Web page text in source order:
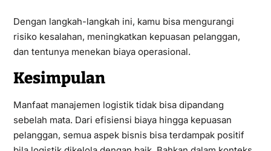
Dengan langkah-langkah ini, kamu bisa mengurangi
risiko kesalahan, meningkatkan kepuasan pelanggan,
dan tentunya menekan biaya operasional.
Kesimpulan
Manfaat manajemen logistik tidak bisa dipandang
sebelah mata. Dari efisiensi biaya hingga kepuasan
pelanggan, semua aspek bisnis bisa terdampak positif